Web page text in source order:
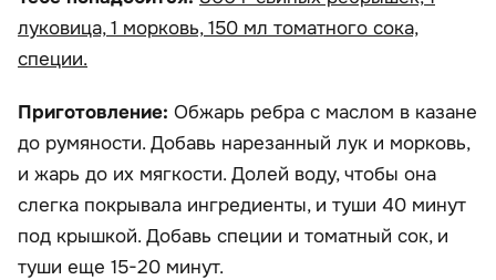
луковица, 1 морковь, 150 мл томатного сока,
специи.
Приготовление: Обжарь ребра с маслом в казане
до румяности. Добавь нарезанный лук и морковь,
и жарь до их мягкости. Долей воду, чтобы она
слегка покрывала ингредиенты, и туши 40 минут
под крышкой. Добавь специи и томатный сок, и
туши еще 15-20 минут.